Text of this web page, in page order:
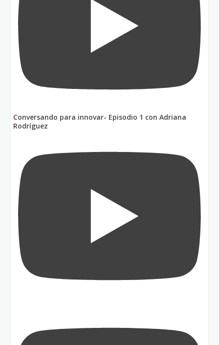
Conversando para innovar- Episodio 1 con Adriana
Rodríguez